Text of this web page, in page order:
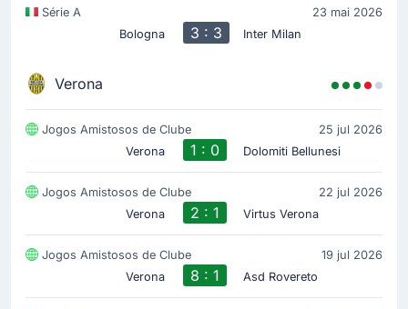
Série A
23 mai 2026
Bologna
3 : 3 Inter Milan
Verona
Jogos Amistosos de Clube
25 jul 2026
Verona
1 : 0 Dolomiti Bellunesi
Jogos Amistosos de Clube
22 jul 2026
Verona
2 : 1 Virtus Verona
Jogos Amistosos de Clube
19 jul 2026
Verona
8 : 1 Asd Rovereto